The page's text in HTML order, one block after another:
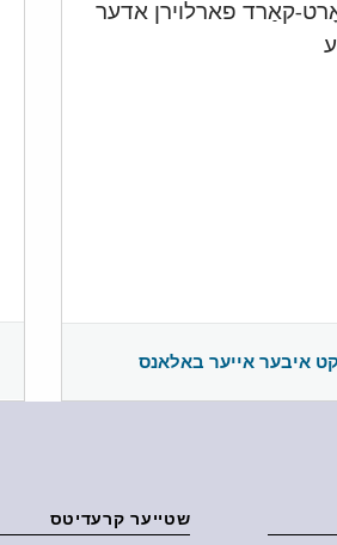
קאַרד פארלוירן אדער
איבער אייער באלאנס
שטייער קרעדיטס